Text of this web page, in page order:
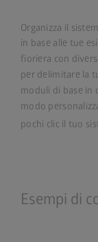
Organizza il
in base alle tue
fioriera con
per delimitare la
moduli di base in
modo
pochi clic il tuo
Esempi di